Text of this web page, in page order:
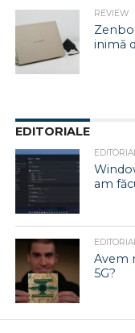
REVIEW
inimă
EDITORIALE
am
Avem
5G?